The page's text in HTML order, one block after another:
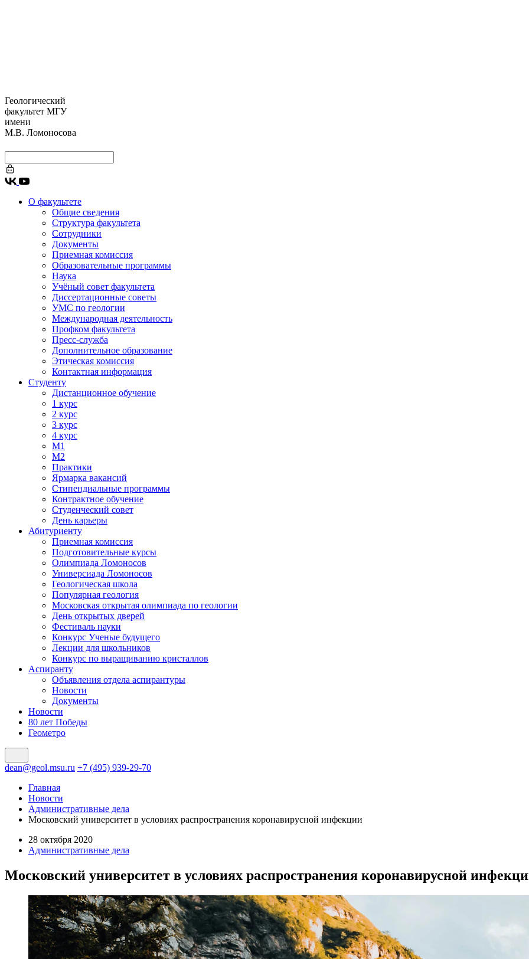
Геологический
факультет МГУ
имени
М.В. Ломоносова
О факультете
Общие сведения
Структура факультета
Сотрудники
Документы
Приемная комиссия
Образовательные программы
Наука
Учёный совет факультета
Диссертационные советы
УМС по геологии
Международная деятельность
Профком факультета
Пресс-служба
Дополнительное образование
Этическая комиссия
Контактная информация
Студенту
Дистанционное обучение
1 курс
2 курс
3 курс
4 курс
М1
М2
Практики
Ярмарка вакансий
Стипендиальные программы
Контрактное обучение
Студенческий совет
День карьеры
Абитуриенту
Приемная комиссия
Подготовительные курсы
Олимпиада Ломоносов
Универсиада Ломоносов
Геологическая школа
Популярная геология
Московская открытая олимпиада по геологии
День открытых дверей
Фестиваль науки
Конкурс Ученые будущего
Лекции для школьников
Конкурс по выращиванию кристаллов
Аспиранту
Объявления отдела аспирантуры
Новости
Документы
Новости
80 лет Победы
Геометро
dean@geol.msu.ru +7 (495) 939-29-70
Главная
Новости
Административные дела
Московский университет в условиях распространения коронавирусной инфекции
28 октября 2020
Административные дела
Московский университет в условиях распространения коронавирусной